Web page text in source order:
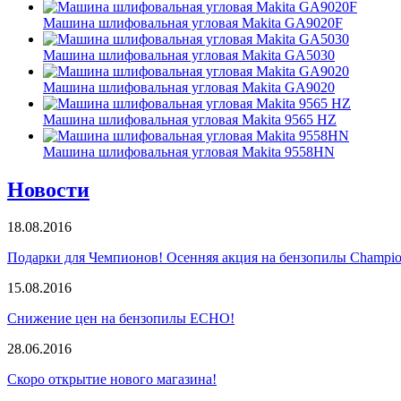
Машина шлифовальная угловая Makita GA9020F
Машина шлифовальная угловая Makita GA5030
Машина шлифовальная угловая Makita GA9020
Машина шлифовальная угловая Makita 9565 HZ
Машина шлифовальная угловая Makita 9558HN
Новости
18.08.2016
Подарки для Чемпионов! Осенняя акция на бензопилы
15.08.2016
Снижение цен на бензопилы ECHO!
28.06.2016
Скоро открытие нового магазина!